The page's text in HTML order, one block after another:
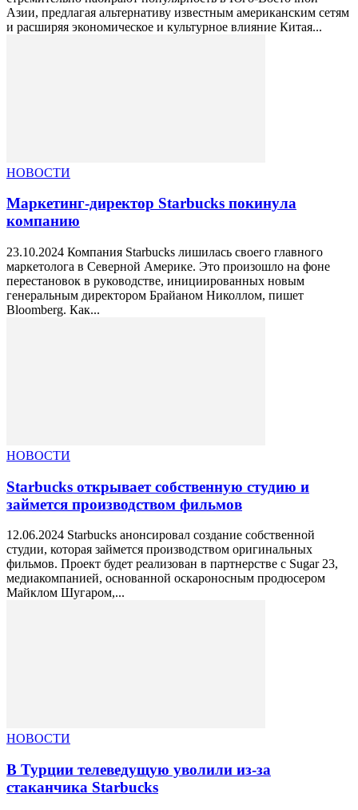
Азии, предлагая альтернативу известным американским сетям
и расширяя экономическое и культурное влияние Китая...
НОВОСТИ
Маркетинг-директор Starbucks покинула
компанию
23.10.2024 Компания Starbucks лишилась своего главного
маркетолога в Северной Америке. Это произошло на фоне
перестановок в руководстве, инициированных новым
генеральным директором Брайаном Николлом, пишет
Bloomberg. Как...
НОВОСТИ
Starbucks открывает собственную студию и
займется производством фильмов
12.06.2024 Starbucks анонсировал создание собственной
студии, которая займется производством оригинальных
фильмов. Проект будет реализован в партнерстве с Sugar 23,
медиакомпанией, основанной оскароносным продюсером
Майклом Шугаром,...
НОВОСТИ
В Турции телеведущую уволили из-за
стаканчика Starbucks